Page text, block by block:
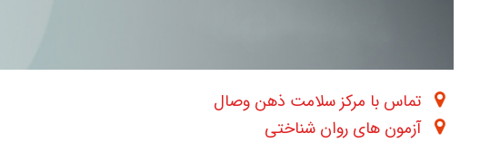
تماس با مرکز سلامت ذهن وصال
آزمون های روان شناختی